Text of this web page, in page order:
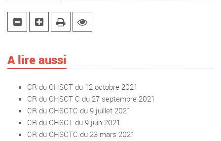
A lire aussi
CR du CHSCT du 12 octobre 2021
CR du CHSCT C du 27 septembre 2021
CR du CHSCTC du 9 juillet 2021
CR du CHSCT du 9 juin 2021
CR du CHSCTC du 23 mars 2021